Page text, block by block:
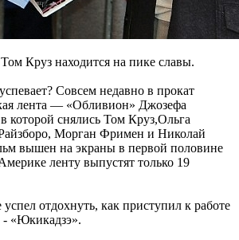
Круз находится на пике славы.
Совсем недавно в прокат
лента — «Обливион» Джозефа
которой снялись Том Круз,Ольга
Морган Фримен и Николай
вышен на экраны в первой половине
ленту выпустят только 19
отдохнуть, как приступил к работе
«Юкикадзэ».